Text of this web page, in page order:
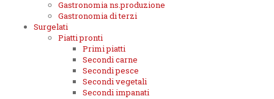
Gastronomia ns.produzione
Gastronomia di terzi
Surgelati
Piatti pronti
Primi piatti
Secondi carne
Secondi pesce
Secondi vegetali
Secondi impanati